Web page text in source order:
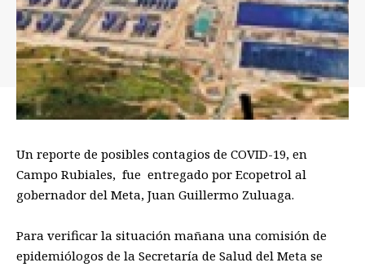
Un reporte de posibles contagios de COVID-19, en
Campo Rubiales, fue entregado por Ecopetrol al
gobernador del Meta, Juan Guillermo Zuluaga.
Para verificar la situación mañana una comisión de
epidemiólogos de la Secretaría de Salud del Meta se